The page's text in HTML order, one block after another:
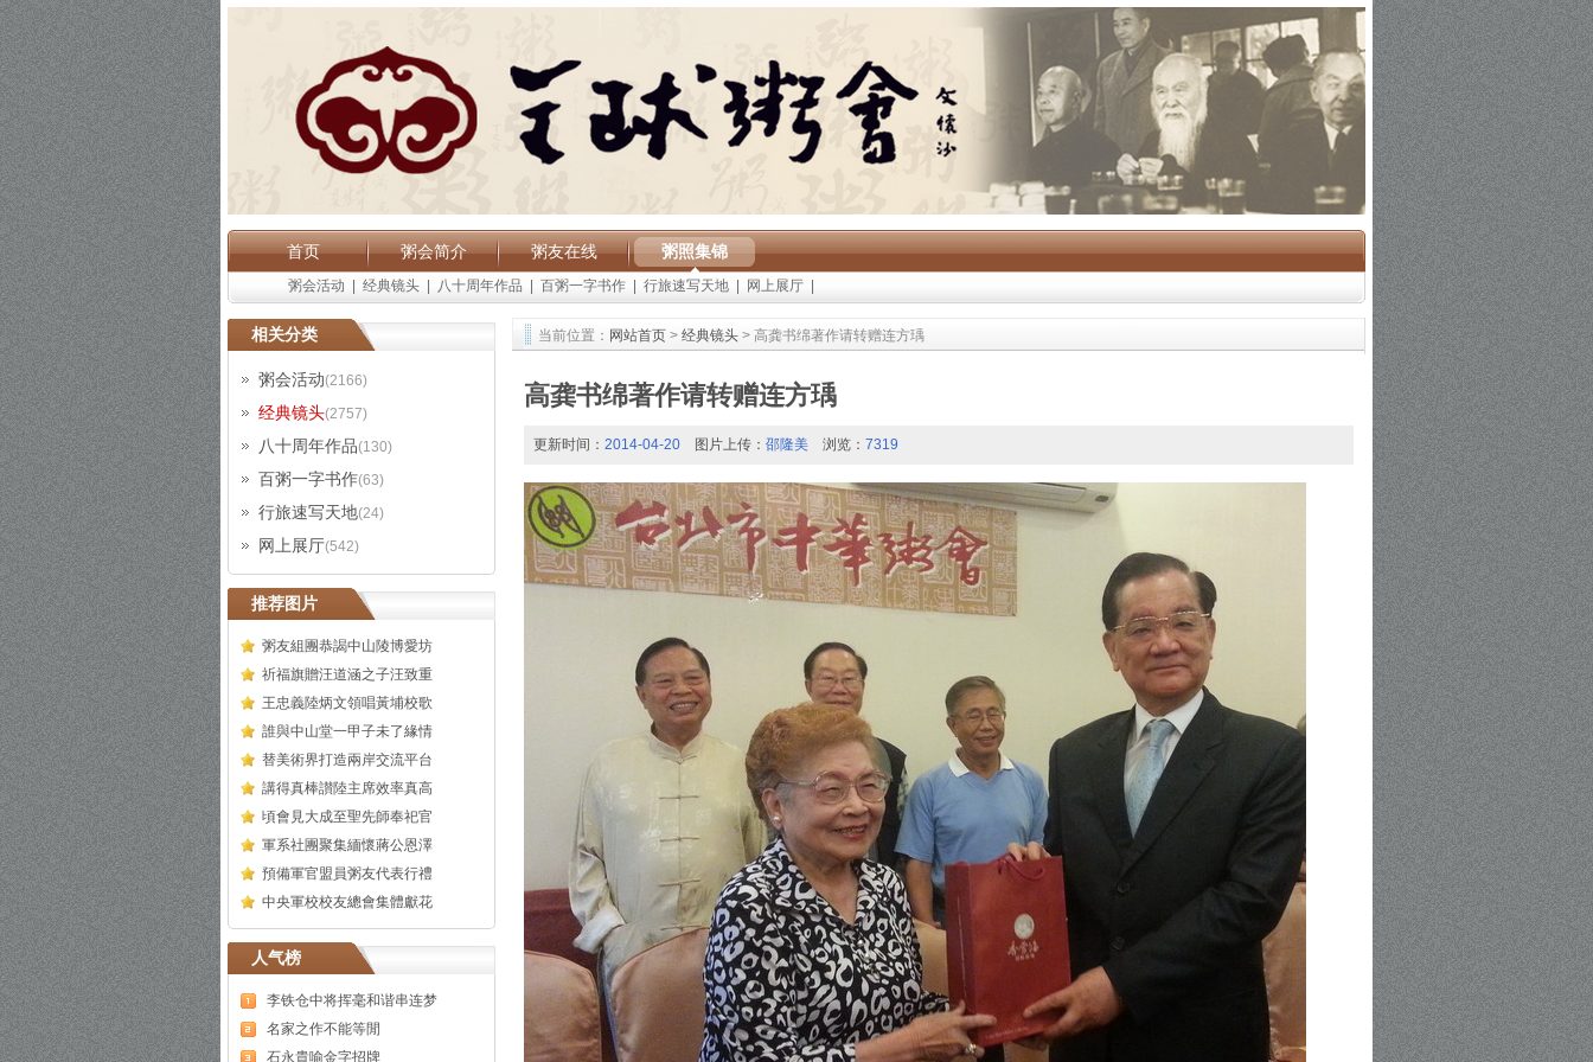
首页 粥会简介 粥友在线 粥照集锦
粥会活动 经典镜头 八十周年作品 百粥一字书作 行旅速写天地 网上展厅
相关分类
粥会活动(2166)
经典镜头(2757)
八十周年作品(130)
百粥一字书作(63)
行旅速写天地(24)
网上展厅(542)
推荐图片
粥友組團恭謁中山陵博愛坊
祈福旗贈汪道涵之子汪致重
王忠義陸炳文領唱黃埔校歌
誰與中山堂一甲子未了緣情
替美術界打造兩岸交流平台
講得真棒讃陸主席效率真高
頃會見大成至聖先師奉祀官
軍系社團聚集緬懷蔣公恩澤
預備軍官盟員粥友代表行禮
中央軍校校友總會集體獻花
人气榜
李铁仓中将挥毫和谐串连梦
名家之作不能等閒
石永貴喻金字招牌
当前位置： 网站首页 > 经典镜头 > 高龚书绵著作请转赠连方瑀
高龚书绵著作请转赠连方瑀
更新时间： 2014-04-20 图片上传： 邵隆美 浏览： 7319